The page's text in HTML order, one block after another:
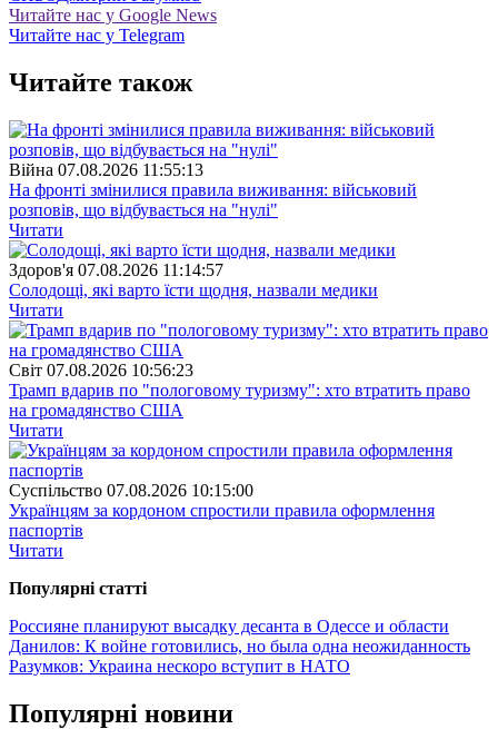
Читайте нас у Google News
Читайте нас у Telegram
Читайте також
Війна 07.08.2026 11:55:13
На фронті змінилися правила виживання: військовий
розповів, що відбувається на "нулі"
Читати
Здоров'я 07.08.2026 11:14:57
Солодощі, які варто їсти щодня, назвали медики
Читати
Свiт 07.08.2026 10:56:23
Трамп вдарив по "пологовому туризму": хто втратить право
на громадянство США
Читати
Суспiльство 07.08.2026 10:15:00
Українцям за кордоном спростили правила оформлення
паспортів
Читати
Популярнi статтi
Россияне планируют высадку десанта в Одессе и области
Данилов: К войне готовились, но была одна неожиданность
Разумков: Украина нескоро вступит в НАТО
Популярнi новини